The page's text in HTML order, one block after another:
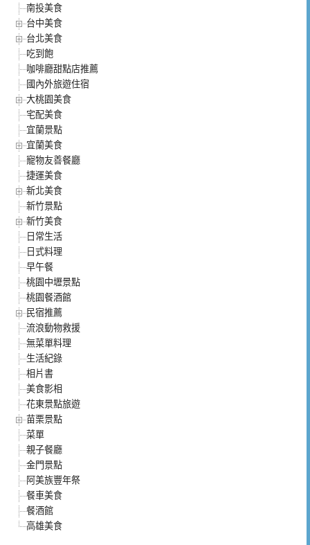
南投美食
台中美食
台北美食
吃到飽
咖啡廳甜點店推薦
國內外旅遊住宿
大桃園美食
宅配美食
宜蘭景點
宜蘭美食
寵物友善餐廳
捷運美食
新北美食
新竹景點
新竹美食
日常生活
日式料理
早午餐
桃園中壢景點
桃園餐酒館
民宿推薦
流浪動物救援
無菜單料理
生活紀錄
相片書
美食影相
花東景點旅遊
苗栗景點
菜單
親子餐廳
金門景點
阿美族豐年祭
餐車美食
餐酒館
高雄美食